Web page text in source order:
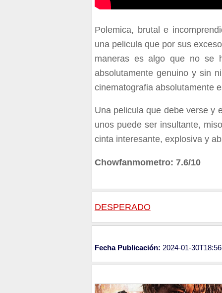
Polemica, brutal e
una pelicula que por sus
maneras es algo que no se
absolutamente genuino y sin
cinematografia absolutamente
Una pelicula que debe verse y
unos puede ser insultante,
cinta interesante, explosiva y
Chowfanmometro: 7.6/10
DESPERADO
Fecha Publicación: 2024-01-